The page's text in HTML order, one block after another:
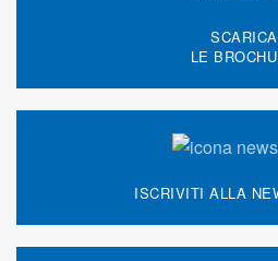
SCARICA
LE
ISCRIVITI ALLA